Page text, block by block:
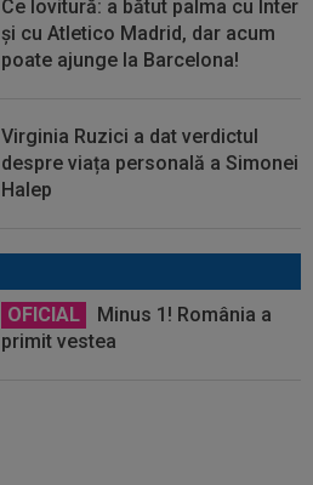
Ce lovitură: a bătut palma cu Inter
și cu Atletico Madrid, dar acum
poate ajunge la Barcelona!
Virginia Ruzici a dat verdictul
despre viața personală a Simonei
Halep
OFICIAL
Minus 1! România a
primit vestea